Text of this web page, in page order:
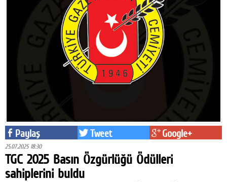
Paylaş Tweet Google+
25.07.2025 18:30
TGC 2025 Basın Özgürlüğü Ödülleri
sahiplerini buldu